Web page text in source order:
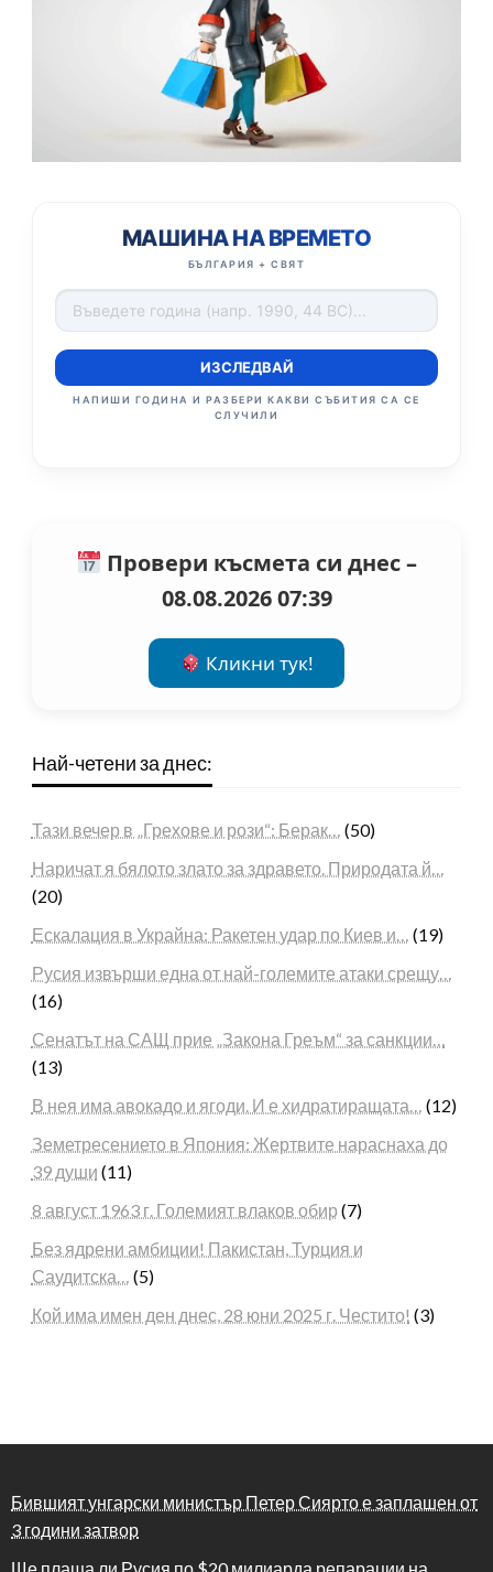
МАШИНА НА ВРЕМЕТО
БЪЛГАРИЯ + СВЯТ
ИЗСЛЕДВАЙ
НАПИШИ ГОДИНА И РАЗБЕРИ КАКВИ СЪБИТИЯ СА СЕ
СЛУЧИЛИ
Провери късмета си днес –
08.08.2026 07:39
Кликни тук!
Най-четени за днес:
Тази вечер в „Грехове и рози“: Берак… (50)
Наричат я бялото злато за здравето. Природата й…
(20)
Ескалация в Украйна: Ракетен удар по Киев и… (19)
Русия извърши една от най-големите атаки срещу…
(16)
Сенатът на САЩ прие „Закона Греъм“ за санкции…
(13)
В нея има авокадо и ягоди. И е хидратиращата… (12)
Земетресението в Япония: Жертвите нараснаха до
39 души (11)
8 август 1963 г. Големият влаков обир (7)
Без ядрени амбиции! Пакистан, Турция и
Саудитска… (5)
Кой има имен ден днес, 28 юни 2025 г. Честито! (3)
Бившият унгарски министър Петер Сиярто е заплашен от
3 години затвор